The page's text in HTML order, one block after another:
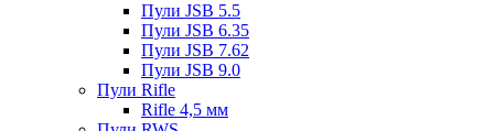
Пули JSB 5.5
Пули JSB 6.35
Пули JSB 7.62
Пули JSB 9.0
Пули Rifle
Rifle 4,5 мм